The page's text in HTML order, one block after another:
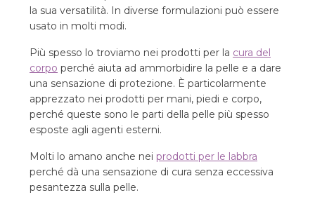
la sua versatilità. In diverse formulazioni può essere
usato in molti modi.
Più spesso lo troviamo nei prodotti per la cura del
corpo perché aiuta ad ammorbidire la pelle e a dare
una sensazione di protezione. È particolarmente
apprezzato nei prodotti per mani, piedi e corpo,
perché queste sono le parti della pelle più spesso
esposte agli agenti esterni.
Molti lo amano anche nei prodotti per le labbra
perché dà una sensazione di cura senza eccessiva
pesantezza sulla pelle.